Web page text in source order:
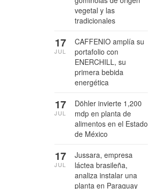
vegetal y las
tradicionales
CAFFENIO amplía su
portafolio con
ENERCHILL, su
primera bebida
energética
17
JUL
Döhler invierte 1,200
mdp en planta de
alimentos en el Estado
de México
17
JUL
Jussara, empresa
láctea brasileña,
analiza instalar una
planta en Paraguay
17
JUL